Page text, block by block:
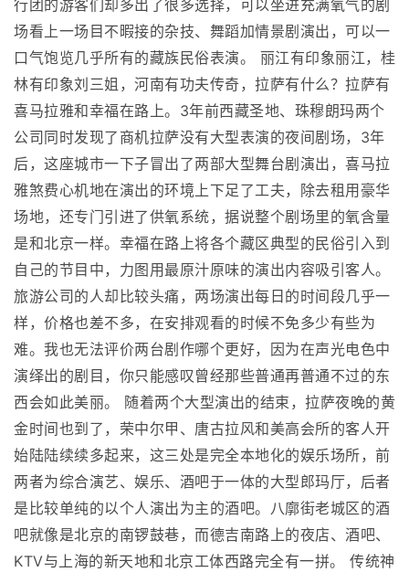
行团的游客们却多出了很多选择，可以坐进充满氧气的剧
场看上一场目不暇接的杂技、舞蹈加情景剧演出，可以一
口气饱览几乎所有的藏族民俗表演。 丽江有印象丽江，桂
林有印象刘三姐，河南有功夫传奇，拉萨有什么？拉萨有
喜马拉雅和幸福在路上。3年前西藏圣地、珠穆朗玛两个
公司同时发现了商机拉萨没有大型表演的夜间剧场，3年
后，这座城市一下子冒出了两部大型舞台剧演出，喜马拉
雅煞费心机地在演出的环境上下足了工夫，除去租用豪华
场地，还专门引进了供氧系统，据说整个剧场里的氧含量
是和北京一样。幸福在路上将各个藏区典型的民俗引入到
自己的节目中，力图用最原汁原味的演出内容吸引客人。
旅游公司的人却比较头痛，两场演出每日的时间段几乎一
样，价格也差不多，在安排观看的时候不免多少有些为
难。我也无法评价两台剧作哪个更好，因为在声光电色中
演绎出的剧目，你只能感叹曾经那些普通再普通不过的东
西会如此美丽。 随着两个大型演出的结束，拉萨夜晚的黄
金时间也到了，荣中尔甲、唐古拉风和美高会所的客人开
始陆陆续续多起来，这三处是完全本地化的娱乐场所，前
两者为综合演艺、娱乐、酒吧于一体的大型郎玛厅，后者
是比较单纯的以个人演出为主的酒吧。八廓街老城区的酒
吧就像是北京的南锣鼓巷，而德吉南路上的夜店、酒吧、
KTV与上海的新天地和北京工体西路完全有一拼。 传统神